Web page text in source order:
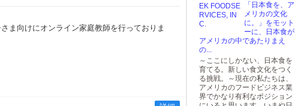
ま向けにオンライン家庭教師を行っておりま
「日本食を、ア
メリカの文化
に。」をモット
ーに、日本食が
アメリカの中であたりまえ
の...
～ここにしかない、日本食を
育てる。新しい食文化をつく
る挑戦。～現在の私たちは、
アメリカのフードビジネス業
界でかなり有利なポジション